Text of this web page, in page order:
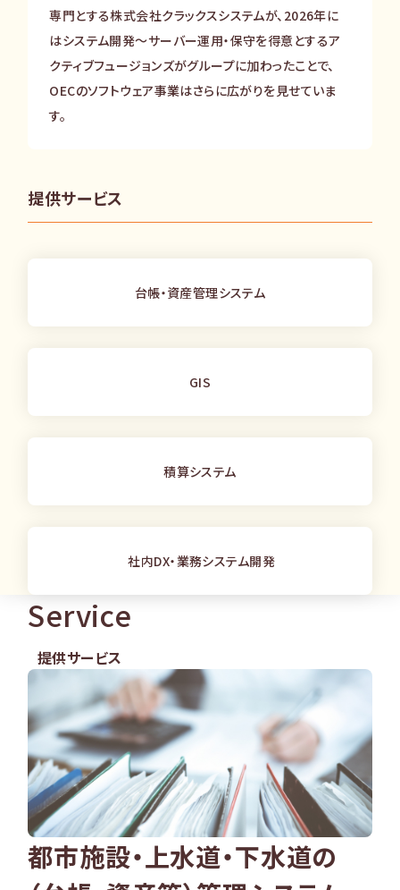
専門とする株式会社クラックスシステムが、2026年に
はシステム開発～サーバー運用・保守を得意とするア
クティブフュージョンズがグループに加わったことで、
OECのソフトウェア事業はさらに広がりを見せていま
す。
提供サービス
台帳・資産管理システム
GIS
積算システム
社内DX・業務システム開発
Service
提供サービス
都市施設・上水道・下水道の